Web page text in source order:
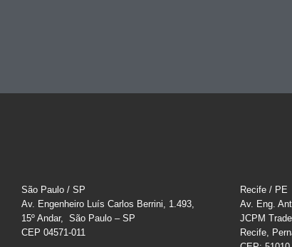
São Paulo / SP
Av. Engenheiro Luís Carlos Berrini, 1.493,
15º Andar, São Paulo – SP
CEP 04571-011
Recife / PE
Av. Eng.
JCPM
Recife,